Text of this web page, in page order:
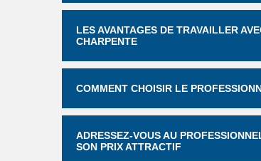
LES AVANTAGES DE TRAVAILLER
CHARPENTE
COMMENT CHOISIR LE
ADRESSEZ-VOUS AU
SON PRIX ATTRACTIF